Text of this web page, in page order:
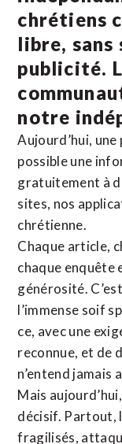
chrétiens
libre, sans
publicité.
notre
Aujourd’hui,
possible une
gratuitement à
sites, nos
chrétienne.
Chaque article,
chaque enquête
générosité.
l’immense soif
ce, avec une
reconnue, et de
n’entend jamais
Mais
décisif. Partout,
fragilisés,